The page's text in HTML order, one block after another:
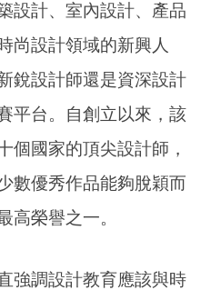
設計、室內設計、產品
尚設計領域的新興人
銳設計師還是資深設計
平台。自創立以來，該
個國家的頂尖設計師，
數優秀作品能夠脫穎而
高榮譽之一。
強調設計教育應該與時